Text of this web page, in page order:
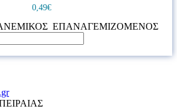
0,49€
ΕΠΑΝΑΓΕΜΙΖΟΜΕΝΟΣ